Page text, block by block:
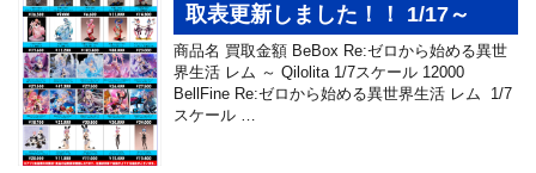
取表更新しました！！ 1/17～
商品名 買取金額 BeBox Re:ゼロから始める異世
界生活 レム ～ Qilolita 1/7スケール 12000
BellFine Re:ゼロから始める異世界生活 レム 1/7
スケール …